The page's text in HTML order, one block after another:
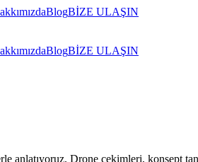
BlogBİZE ULAŞIN
BlogBİZE ULAŞIN
anlatıyoruz. Drone çekimleri, konsept